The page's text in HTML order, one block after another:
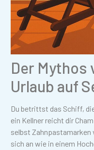
Der Mythos
Urlaub auf
Du betrittst das Schiff,
ein Kellner reicht dir
selbst Zahnpastamarken
sich an wie in einem